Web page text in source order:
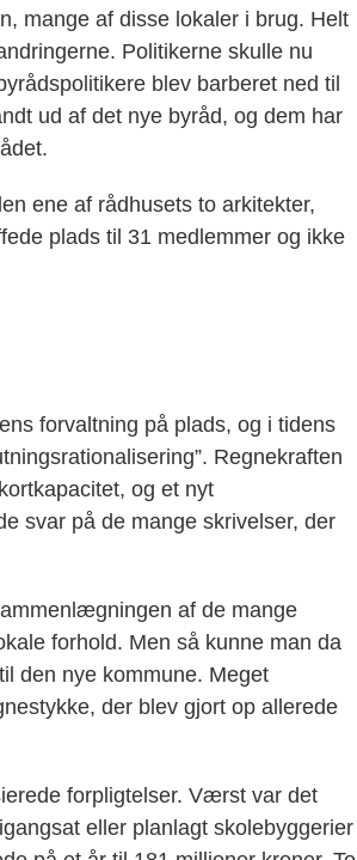
mange af disse lokaler i brug. Helt
Politikerne skulle nu
blev barberet ned til
ud af det nye byråd, og dem har
ene af rådhusets to arkitekter,
plads til 31 medlemmer og ikke
forvaltning på plads, og i tidens
Regnekraften
og et nyt
svar på de mange skrivelser, der
af de mange
forhold. Men så kunne man da
den nye kommune. Meget
der blev gjort op allerede
forpligtelser. Værst var det
eller planlagt skolebyggerier